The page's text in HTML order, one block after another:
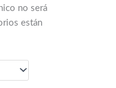
no será
están